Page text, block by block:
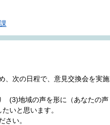
、次の日程で、意見交換会を実施
(3)地域の声を形に（あなたの声
いと思います。
い。